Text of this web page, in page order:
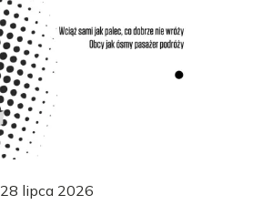
28 lipca 2026